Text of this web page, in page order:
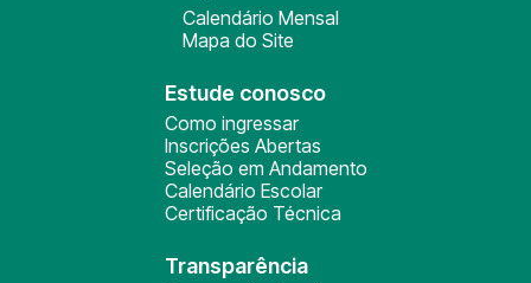
Calendário Mensal
Mapa do Site
Estude conosco
Como ingressar
Inscrições Abertas
Seleção em Andamento
Calendário Escolar
Certificação Técnica
Transparência